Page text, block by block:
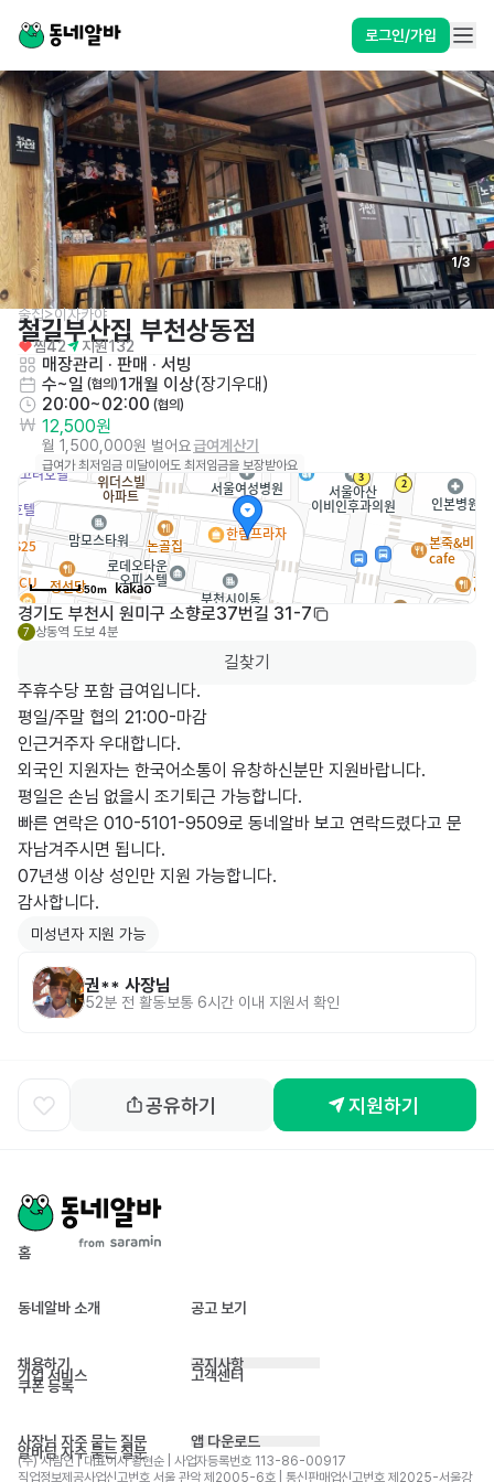
로그인/가입
1/3
술집>이자카야
철길부산집 부천상동점
찜42 지원132
매장관리 · 판매 · 서빙
수~일 (협의) 1개월 이상(장기우대 )
20:00~02:00 (협의)
12,500원
월 1,500,000원 벌어요급여계산기
급여가 최저임금 미달이어도 최저임금을 보장받아요
50m
경기도 부천시 원미구 소향로37번길 31-7
7 상동역 도보 4분
길찾기
주휴수당 포함 급여입니다.
평일/주말 협의 21:00-마감
인근거주자 우대합니다.
외국인 지원자는 한국어소통이 유창하신분만 지원바랍니다.
평일은 손님 없을시 조기퇴근 가능합니다.
빠른 연락은 010-5101-9509로 동네알바 보고 연락드렸다고 문
자남겨주시면 됩니다.
07년생 이상 성인만 지원 가능합니다.
감사합니다.
미성년자 지원 가능
권** 사장님
52분 전 활동보통 6시간 이내 지원서 확인
공유하기 지원하기
홈
동네알바 소개 공고 보기
채용하기
기업 서비스
쿠폰 등록
공지사항
고객센터
사장님 자주 묻는 질문
알바님 자주 묻는 질문
앱 다운로드
(주) 사람인 | 대표이사 황현순 | 사업자등록번호 113-86-00917
직업정보제공사업신고번호 서울 관악 제2005-6호 | 통신판매업신고번호 제2025-서울강